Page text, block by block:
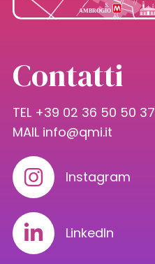
Contatti
TEL +39 02 36 50 50 37
MAIL info@qmi.it
Instagram
LinkedIn